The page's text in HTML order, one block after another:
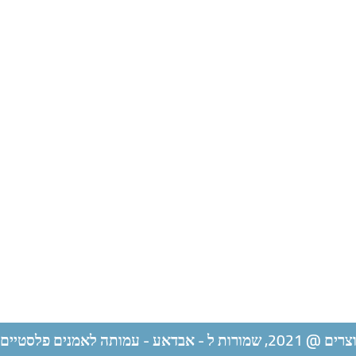
- עמותה לאמנים פלסטיים ערבים